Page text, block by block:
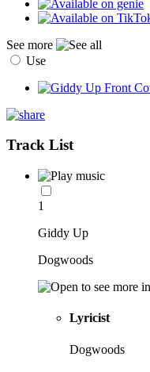
See more
Use
Track List
1
Giddy Up
Dogwoods
Lyricist
Dogwoods